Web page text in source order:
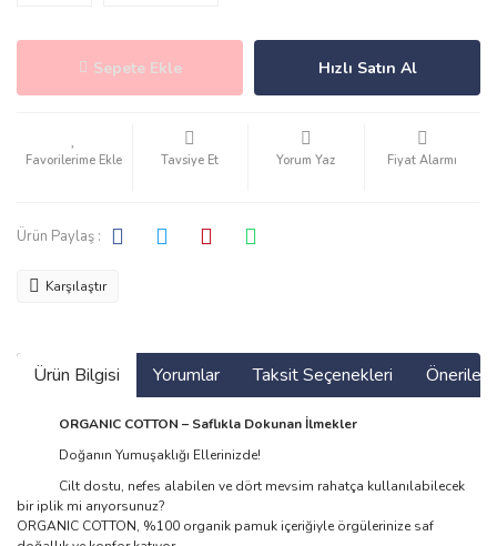
Sepete Ekle Hızlı Satın Al
Tavsiye Et Yorum Yaz Fiyat Alarmı
Ürün Paylaş :
Karşılaştır
Ürün Bilgisi Yorumlar Taksit Seçenekleri
ORGANIC COTTON – Saflıkla Dokunan İlmekler
Doğanın Yumuşaklığı Ellerinizde!
Cilt dostu, nefes alabilen ve dört mevsim rahatça kullanılabilecek
bir iplik mi arıyorsunuz?
ORGANIC COTTON, %100 organik pamuk içeriğiyle örgülerinize saf